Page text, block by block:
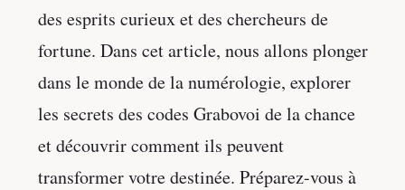
des esprits curieux et des chercheurs de
fortune. Dans cet article, nous allons plonger
dans le monde de la numérologie, explorer
les secrets des codes Grabovoi de la chance
et découvrir comment ils peuvent
transformer votre destinée. Préparez-vous à